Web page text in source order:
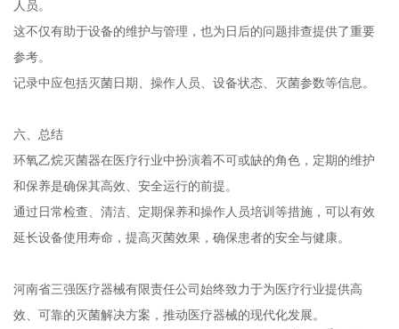
人员。
这不仅有助于设备的维护与管理，也为日后的问题排查提供了重要
参考。
记录中应包括灭菌日期、操作人员、设备状态、灭菌参数等信息。
六、总结
环氧乙烷灭菌器在医疗行业中扮演着不可或缺的角色，定期的维护
和保养是确保其高效、安全运行的前提。
通过日常检查、清洁、定期保养和操作人员培训等措施，可以有效
延长设备使用寿命，提高灭菌效果，确保患者的安全与健康。
河南省三强医疗器械有限责任公司始终致力于为医疗行业提供高
效、可靠的灭菌解决方案，推动医疗器械的现代化发展。